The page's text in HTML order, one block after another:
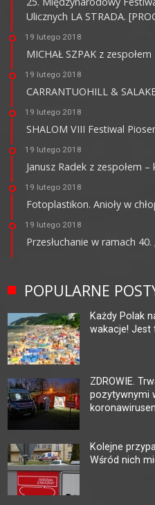
Ulicznych LA STRADA.
19 lutego 2018
MICHAŁ SZPAK z zespołem
19 lutego 2018
CARRANTUOHILL &
19 lutego 2018
SHALOM VIII Festiwal
19 lutego 2018
Janusz Radek z zespołem
19 lutego 2018
Fotoplastikon. Anioły w
19 lutego 2018
Przesłuchanie w ramach
POPULARNE
Każdy Polak
wakacje! Jest
ZDROWIE.
pozytywnymi
Kolejne
Wśród nich